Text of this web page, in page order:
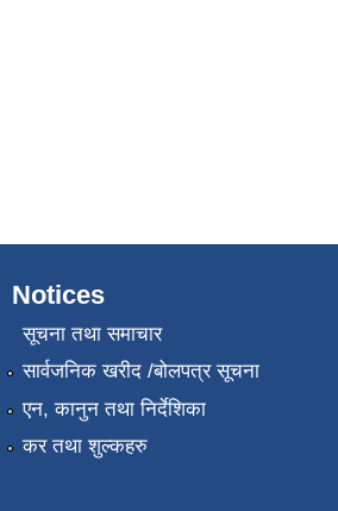
Notices
सूचना तथा समाचार
सार्वजनिक खरीद /बोलपत्र सूचना
एन, कानुन तथा निर्देशिका
कर तथा शुल्कहरु